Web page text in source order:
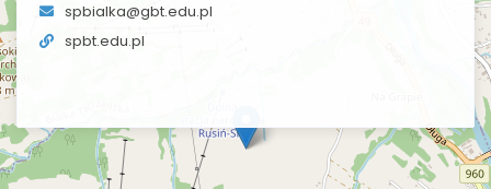
spbialka@gbt.edu.pl
spbt.edu.pl